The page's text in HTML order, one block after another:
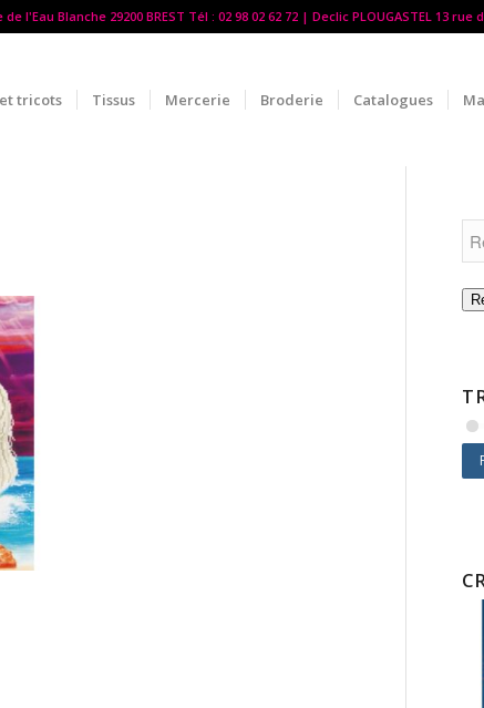
de l'Eau Blanche 29200 BREST Tél : 02 98 02 62 72 | Declic PLOUGASTEL 13
tricots Tissus Mercerie Broderie Catalogues